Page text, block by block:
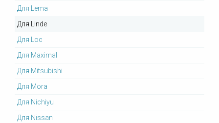
Для Lema
Для Linde
Для Loc
Для Maximal
Для Mitsubishi
Для Mora
Для Nichiyu
Для Nissan